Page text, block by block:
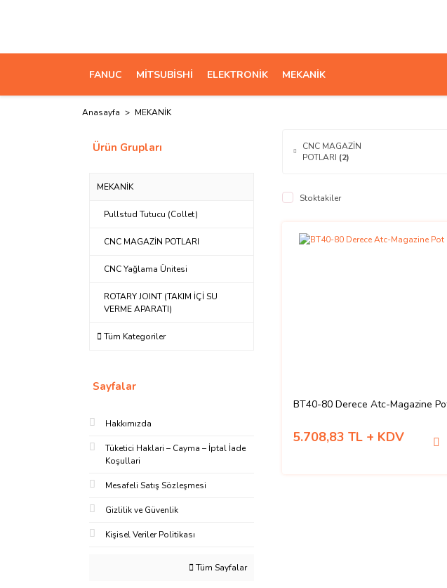
FANUC MİTSUBİSHİ ELEKTRONİK MEKANİK
Anasayfa MEKANİK
Ürün Grupları
MEKANİK
Pullstud Tutucu (Collet)
CNC MAGAZİN POTLARI
CNC Yağlama Ünitesi
ROTARY JOINT (TAKIM İÇİ SU
VERME APARATI)
Tüm Kategoriler
Sayfalar
Hakkımızda
Tüketici Haklari – Cayma – İptal İade
Koşullari
Mesafeli Satış Sözleşmesi
Gizlilik ve Güvenlik
Kişisel Veriler Politikası
Tüm Sayfalar
CNC MAGAZİN
POTLARI (2)
Stoktakiler
BT40-80 Derece Atc-Magazine
5.708,83 TL + KDV